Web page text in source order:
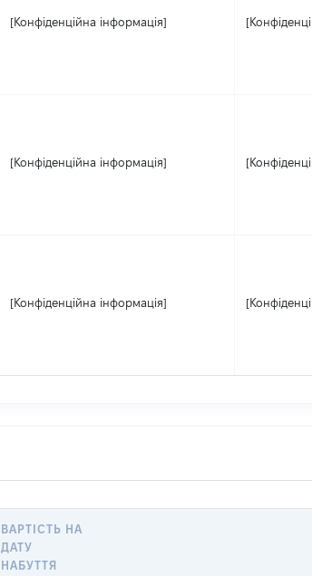
[Конфіденційна інформація]
[Конфіденційна інформація]
[Конфіденційна інформація]
ВАРТІСТЬ НА
ДАТУ
НАБУТТЯ